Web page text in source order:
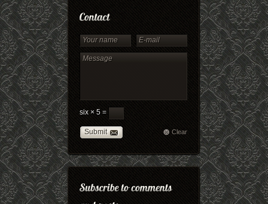
six × 5 =
Submit Clear